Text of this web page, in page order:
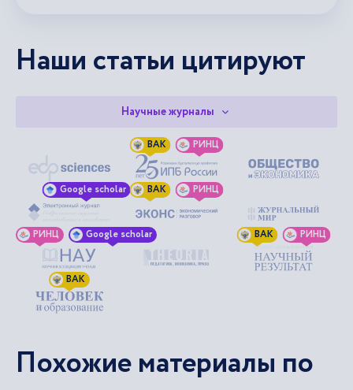
Наши статьи цитируют
Научные журналы
ВАК РИНЦ
Google scholar ВАК РИНЦ
РИНЦ Google scholar ВАК РИНЦ
ВАК
Похожие материалы по